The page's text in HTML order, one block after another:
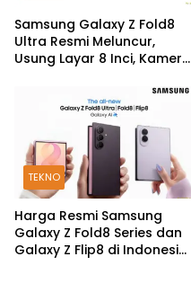
Samsung Galaxy Z Fold8
Ultra Resmi Meluncur,
Usung Layar 8 Inci, Kamera
TEKNO
Harga Resmi Samsung
Galaxy Z Fold8 Series dan
Galaxy Z Flip8 di Indonesia,